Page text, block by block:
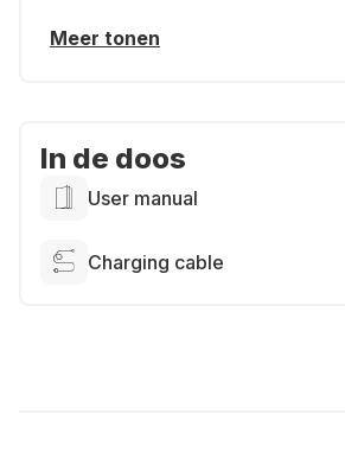
Meer tonen
In de doos
User manual
Charging cable